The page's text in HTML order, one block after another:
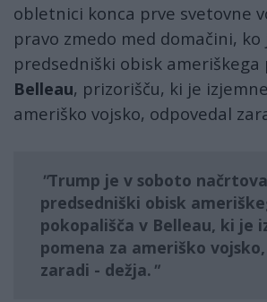
obletnici konca prve svetovne
pravo zmedo med domačini,
predsedniški obisk ameriškega
Belleau, prizorišču, ki je
ameriško vojsko, odpovedal
Trump je v soboto
predsedniški obisk
pokopališča v Belleau, ki je
pomena za ameriško
zaradi - dežja.